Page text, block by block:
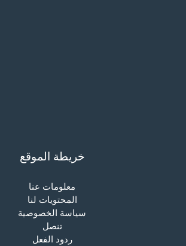
خريطة الموقع
معلومات عنا
المحتويات لنا
سياسة الخصوصية
تنصل
ردود الفعل